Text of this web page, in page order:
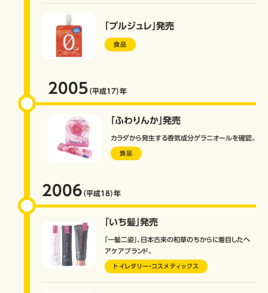
「プルジュレ」発売
食品
2005 （平成17）年
「ふわりんか」発売
カラダから発生する香気成分ゲラニオールを確認。
食品
2006 （平成18）年
「いち髪」発売
「一髪二姿」、日本古来の和草のちからに着目したヘ
アケアブランド。
トイレタリー・コスメティックス